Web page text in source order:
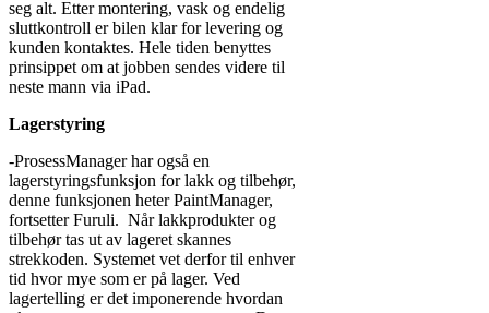
seg alt. Etter montering, vask og endelig
sluttkontroll er bilen klar for levering og
kunden kontaktes. Hele tiden benyttes
prinsippet om at jobben sendes videre til
neste mann via iPad.
Lagerstyring
-ProsessManager har også en
lagerstyringsfunksjon for lakk og tilbehør,
denne funksjonen heter PaintManager,
fortsetter Furuli. Når lakkprodukter og
tilbehør tas ut av lageret skannes
strekkoden. Systemet vet derfor til enhver
tid hvor mye som er på lager. Ved
lagertelling er det imponerende hvordan